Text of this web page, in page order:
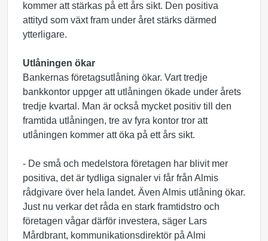
kommer att stärkas på ett års sikt. Den positiva
attityd som växt fram under året stärks därmed
ytterligare.
Utlåningen ökar
Bankernas företagsutlåning ökar. Vart tredje
bankkontor uppger att utlåningen ökade under årets
tredje kvartal. Man är också mycket positiv till den
framtida utlåningen, tre av fyra kontor tror att
utlåningen kommer att öka på ett års sikt.
- De små och medelstora företagen har blivit mer
positiva, det är tydliga signaler vi får från Almis
rådgivare över hela landet. Även Almis utlåning ökar.
Just nu verkar det råda en stark framtidstro och
företagen vågar därför investera, säger Lars
Mårdbrant, kommunikationsdirektör på Almi